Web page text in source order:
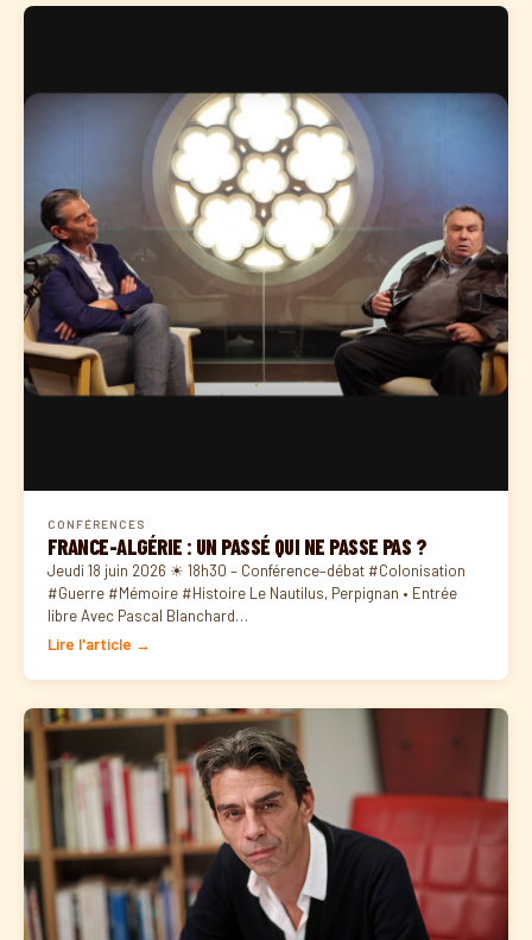
CONFÉRENCES
FRANCE-ALGÉRIE : UN PASSÉ QUI NE PASSE PAS ?
Jeudi 18 juin 2026 ☀ 18h30 – Conférence–débat #Colonisation
#Guerre #Mémoire #Histoire Le Nautilus, Perpignan • Entrée
libre Avec Pascal Blanchard…
Lire l'article →